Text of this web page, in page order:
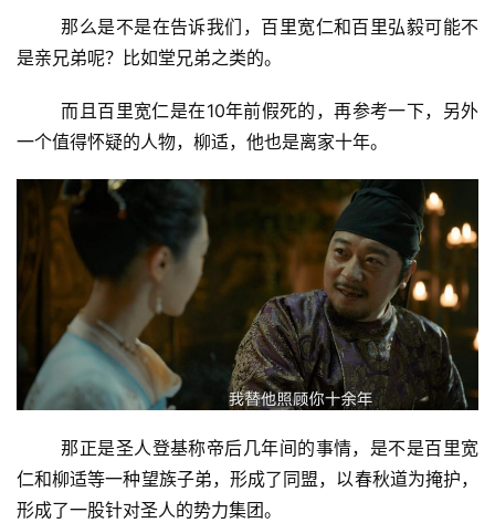
那么是不是在告诉我们，百里宽仁和百里弘毅可能不
是亲兄弟呢？比如堂兄弟之类的。
而且百里宽仁是在10年前假死的，再参考一下，另外
一个值得怀疑的人物，柳适，他也是离家十年。
那正是圣人登基称帝后几年间的事情，是不是百里宽
仁和柳适等一种望族子弟，形成了同盟，以春秋道为掩护，
形成了一股针对圣人的势力集团。